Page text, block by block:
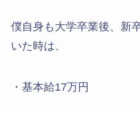
僕自身も大学卒業後、新
いた時は、
・基本給17万円